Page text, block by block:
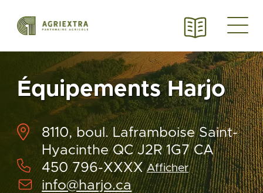
Équipements Harjo
8110, boul. Laframboise Saint-
Hyacinthe QC J2R 1G7 CA
450 796-XXXX Afficher
info@harjo.ca